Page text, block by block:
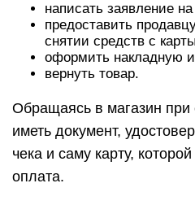
написать заявление
предоставить
снятии средств с
оформить накладную
вернуть товар.
Обращаясь в магазин при
иметь документ,
чека и саму карту,
оплата.